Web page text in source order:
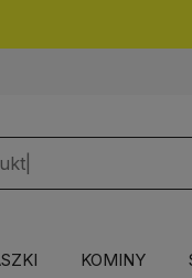
KOMINY